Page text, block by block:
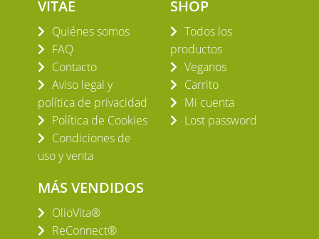
VITAE
Quiénes somos
FAQ
Contacto
Aviso legal y
política de privacidad
Política de Cookies
Condiciones de
uso y venta
SHOP
Todos los
productos
Veganos
Carrito
Mi cuenta
Lost password
MÁS VENDIDOS
OlioVita®
ReConnect®